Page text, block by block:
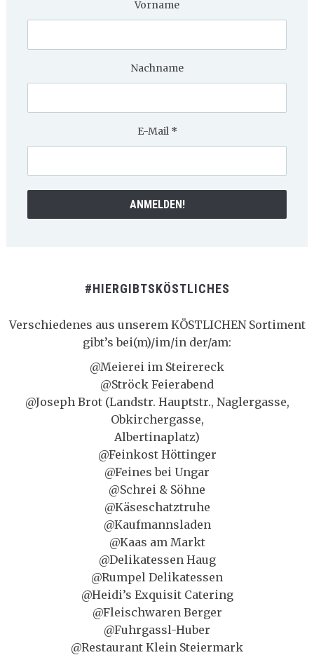
Vorname
Nachname
E-Mail *
#HIERGIBTSKÖSTLICHES
Verschiedenes aus unserem KÖSTLICHEN Sortiment
gibt’s bei(m)/im/in der/am:
@Meierei im Steirereck
@Ströck Feierabend
@Joseph Brot (Landstr. Hauptstr., Naglergasse,
Obkirchergasse,
Albertinaplatz)
@Feinkost Höttinger
@Feines bei Ungar
@Schrei & Söhne
@Käseschatztruhe
@Kaufmannsladen
@Kaas am Markt
@Delikatessen Haug
@Rumpel Delikatessen
@Heidi’s Exquisit Catering
@Fleischwaren Berger
@Fuhrgassl-Huber
@Restaurant Klein Steiermark